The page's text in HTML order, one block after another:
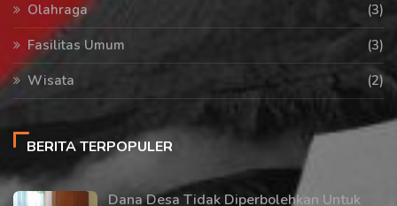
Olahraga
(3)
Fasilitas Umum
(3)
Wisata
(2)
BERITA TERPOPULER
Dana Desa Tidak Diperbolehkan Untuk